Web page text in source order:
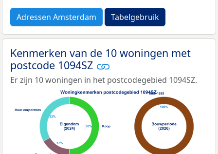
Adressen Amsterdam Tabelgebruik
Kenmerken van de 10 woningen met
postcode 1094SZ
Er zijn 10 woningen in het postcodegebied 1094SZ.